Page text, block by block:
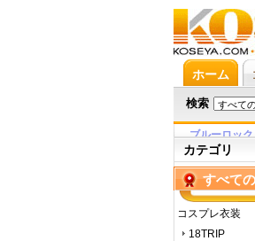
ホーム
検索
ブルーロック
すべて
カテゴリ
コスプレ衣装
18TRIP